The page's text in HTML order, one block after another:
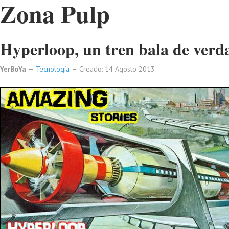
Zona Pulp
Hyperloop, un tren bala de
YerBoYa Tecnología Creado: 14 Agosto 2013